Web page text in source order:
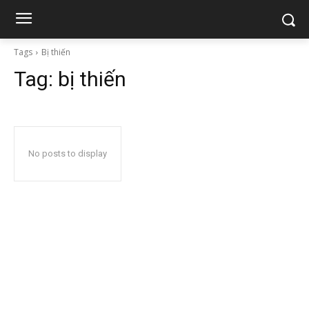
Tags Bị thiến
Tag: bị thiến
No posts to display